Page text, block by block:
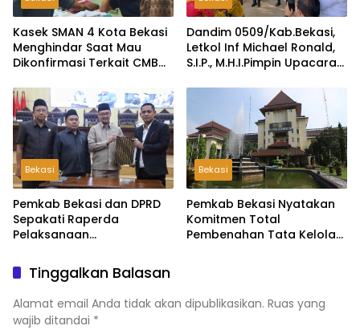
Kasek SMAN 4 Kota Bekasi
Menghindar Saat Mau
Dikonfirmasi Terkait CMB
Dandim 0509/Kab.Bekasi,
Letkol Inf Michael Ronald,
S.I.P., M.H.I.Pimpin Upacara
di Desa Wibawamulya
Bekasi
Pemkab Bekasi dan DPRD
Sepakati Raperda
Pelaksanaan
APBD 2025, Perkuat
Akuntabilitas Tata Kelola
Keuangan Daerah
Bekasi
Pemkab Bekasi Nyatakan
Komitmen Total
Pembenahan Tata Kelola
Tinggalkan Balasan
Alamat email Anda tidak akan dipublikasikan. Ruas yang
wajib ditandai *